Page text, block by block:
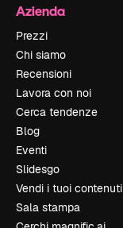
Azienda
Prezzi
Chi siamo
Recensioni
Lavora con noi
Cerca tendenze
Blog
Eventi
Slidesgo
Vendi i tuoi contenuti
Sala stampa